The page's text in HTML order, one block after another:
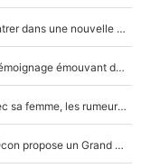
F1 - Alpine signe un accord «impensable» et va entrer dans une nouvelle dimension : Grande nouvelle pour Pierre Gasly !
F1 : « Je lui ai fait un câlin, puis j’ai dû partir...», le témoignage émouvant de Max Verstappen sur sa fille
F1 : Charles Leclerc surpris par les paparazzis avec sa femme, les rumeurs étaient vraies !
Comme pour le final du Tour de France, Esteban Ocon propose un Grand Prix de Formule 1 à Paris : «Autour de l’Arc de Triomphe, ce serait génial» !